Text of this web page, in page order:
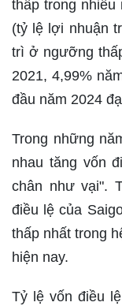
thấp trong nhiều
(tỷ lệ lợi nhuận
trì ở ngưỡng
2021, 4,99%
đầu năm 2024
Trong những
nhau tăng vốn
chân như vại".
điều lệ của
thấp nhất trong
hiện nay.
Tỷ lệ vốn điều